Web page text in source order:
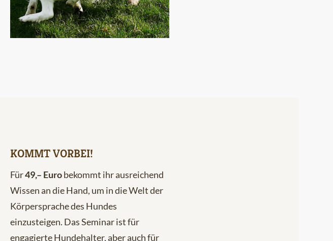
KOMMT VORBEI!
Für49,– Eurobekommt ihr ausreichend
Wissen an die Hand, um in die Welt der
Körpersprache des Hundes
einzusteigen. Das Seminar ist für
engagierte Hundehalter, aber auch für